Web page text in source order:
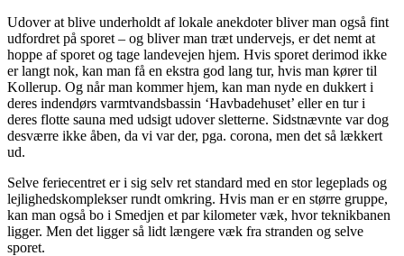
Udover at blive underholdt af lokale anekdoter bliver man også fint
udfordret på sporet – og bliver man træt undervejs, er det nemt at
hoppe af sporet og tage landevejen hjem. Hvis sporet derimod ikke
er langt nok, kan man få en ekstra god lang tur, hvis man kører til
Kollerup. Og når man kommer hjem, kan man nyde en dukkert i
deres indendørs varmtvandsbassin ‘Havbadehuset’ eller en tur i
deres flotte sauna med udsigt udover sletterne. Sidstnævnte var dog
desværre ikke åben, da vi var der, pga. corona, men det så lækkert
ud.
Selve feriecentret er i sig selv ret standard med en stor legeplads og
lejlighedskomplekser rundt omkring. Hvis man er en større gruppe,
kan man også bo i Smedjen et par kilometer væk, hvor teknikbanen
ligger. Men det ligger så lidt længere væk fra stranden og selve
sporet.